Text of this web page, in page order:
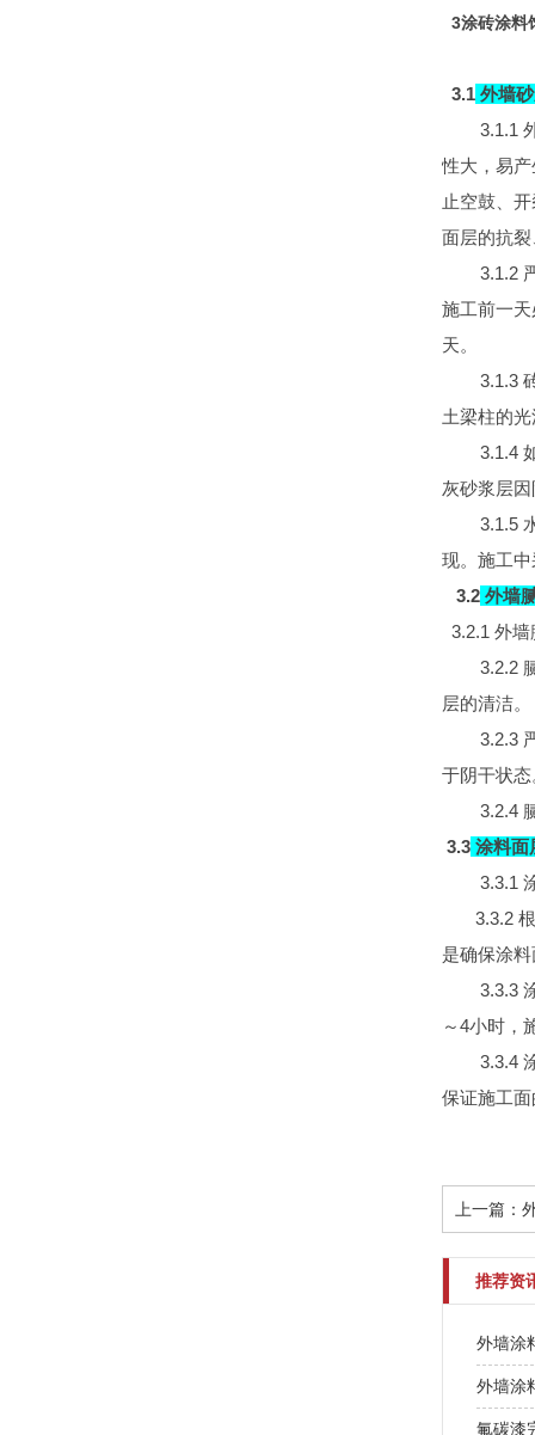
3涂砖涂料
3.1 外墙
3.1.1 外
性大，易
止空鼓、
面层的抗
3.1.2 严
施工前一
天。
3.1.3 砖
土梁柱的
3.1.4 如
灰砂浆层
3.1.5 水
现。施工
3.2 外墙
3.2.1 外
3.2.2 腻
层的清洁。
3.2.3 严
于阴干状态
3.2.4 腻
3.3 涂料面
3.3.1 涂
3.3.2 根
是确保涂
3.3.3 涂
～4小时，
3.3.4 涂
保证施
上一篇：
推荐资
外墙涂
外墙涂
氟碳漆